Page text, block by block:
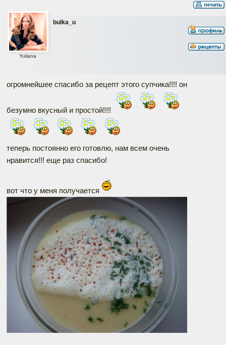
bulka_u
Yuliana
огромнейшее спасибо за рецепт этого супчика!!!! он
безумно вкусный и простой!!!!
теперь постоянно его готовлю, нам всем очень
нравится!!! еще раз спасибо!
вот что у меня получается